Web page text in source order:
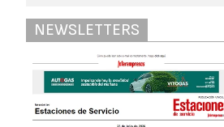
NEWSLETTERS